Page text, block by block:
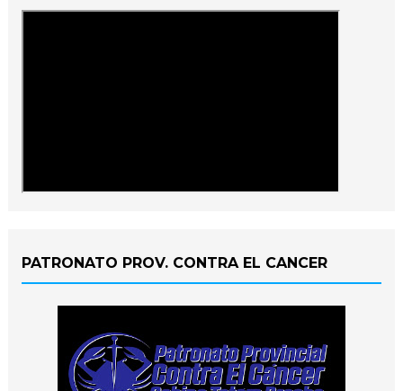
PATRONATO PROV. CONTRA EL CANCER